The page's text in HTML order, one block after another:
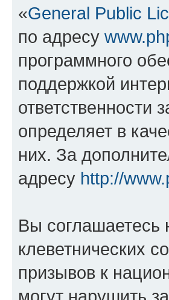
«General Public
по адресу
программного
поддержкой
ответственности
определяет в
них. За
адресу http://
Вы соглашаетесь
клеветнических
призывов к
могут нарушить